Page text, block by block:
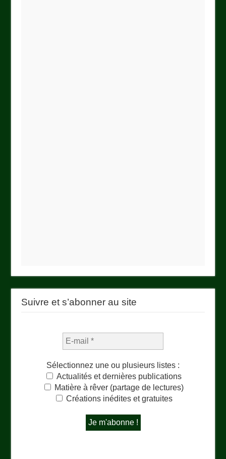
Suivre et s’abonner au site
Sélectionnez une ou plusieurs listes :
Actualités et dernières publications
Matière à rêver (partage de lectures)
Créations inédites et gratuites